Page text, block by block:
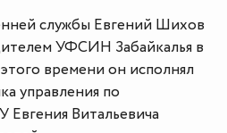
службы Евгений Шихов
УФСИН Забайкалья в
времени он исполнял
управления по
Евгения Витальевича